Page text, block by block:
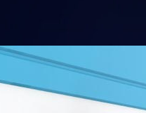
virtual: